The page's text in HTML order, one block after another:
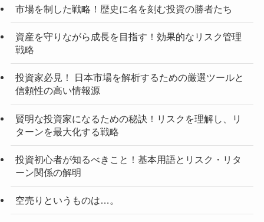
市場を制した戦略！歴史に名を刻む投資の勝者たち
資産を守りながら成長を目指す！効果的なリスク管理
戦略
投資家必見！ 日本市場を解析するための厳選ツールと
信頼性の高い情報源
賢明な投資家になるための秘訣！リスクを理解し、リ
ターンを最大化する戦略
投資初心者が知るべきこと！基本用語とリスク・リタ
ーン関係の解明
空売りというものは…。